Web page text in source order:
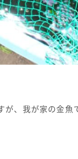
が、我が家の金